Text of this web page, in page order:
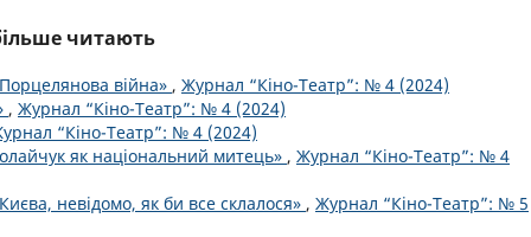
читають
війна» , Журнал “Кіно-Театр”: № 4 (2024)
, Журнал “Кіно-Театр”: № 4 (2024)
“Кіно-Театр”: № 4 (2024)
як національний митець» , Журнал “Кіно-Театр”: № 4
невідомо, як би все склалося» , Журнал “Кіно-Театр”: № 5